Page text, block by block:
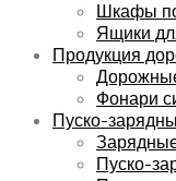
Шкафы
Ящики
Продукция
Фонари
Пуско-
Пуско-